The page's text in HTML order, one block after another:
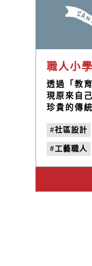
職人小
透過「教
現原來自
珍貴的傳
都是學生
#社區設計
#工藝職人
#LOGO設